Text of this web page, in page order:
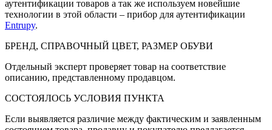
аутентификации товаров а так же используем новейшие
технологии в этой области – прибор для аутентификации
Entrupy.
БРЕНД, СПРАВОЧНЫЙ ЦВЕТ, РАЗМЕР ОБУВИ
Отдельный эксперт проверяет товар на соответствие
описанию, представленному продавцом.
СОСТОЯЛОСЬ УСЛОВИЯ ПУНКТА
Если выявляется различие между фактическим и заявленным